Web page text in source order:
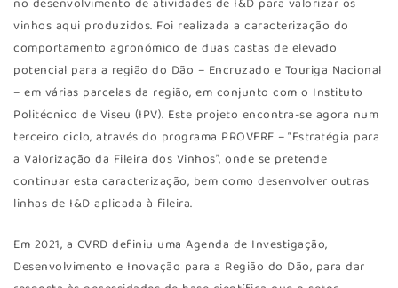
no desenvolvimento de atividades de I&D para valorizar os
vinhos aqui produzidos. Foi realizada a caracterização do
comportamento agronómico de duas castas de elevado
potencial para a região do Dão – Encruzado e Touriga Nacional
– em várias parcelas da região, em conjunto com o Instituto
Politécnico de Viseu (IPV). Este projeto encontra-se agora num
terceiro ciclo, através do programa PROVERE – “Estratégia para
a Valorização da Fileira dos Vinhos”, onde se pretende
continuar esta caracterização, bem como desenvolver outras
linhas de I&D aplicada à fileira.
Em 2021, a CVRD definiu uma Agenda de Investigação,
Desenvolvimento e Inovação para a Região do Dão, para dar